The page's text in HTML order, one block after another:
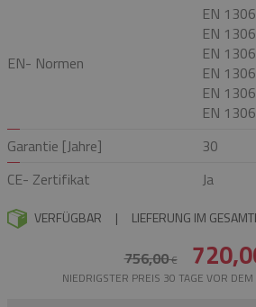
EN- Normen
EN
EN
EN
EN
EN
EN
Garantie [Jahre]
30
CE- Zertifikat
Ja
VERFÜGBAR | LIEFERUNG IM
756,00€
NIEDRIGSTER PREIS 30 TAGE VOR